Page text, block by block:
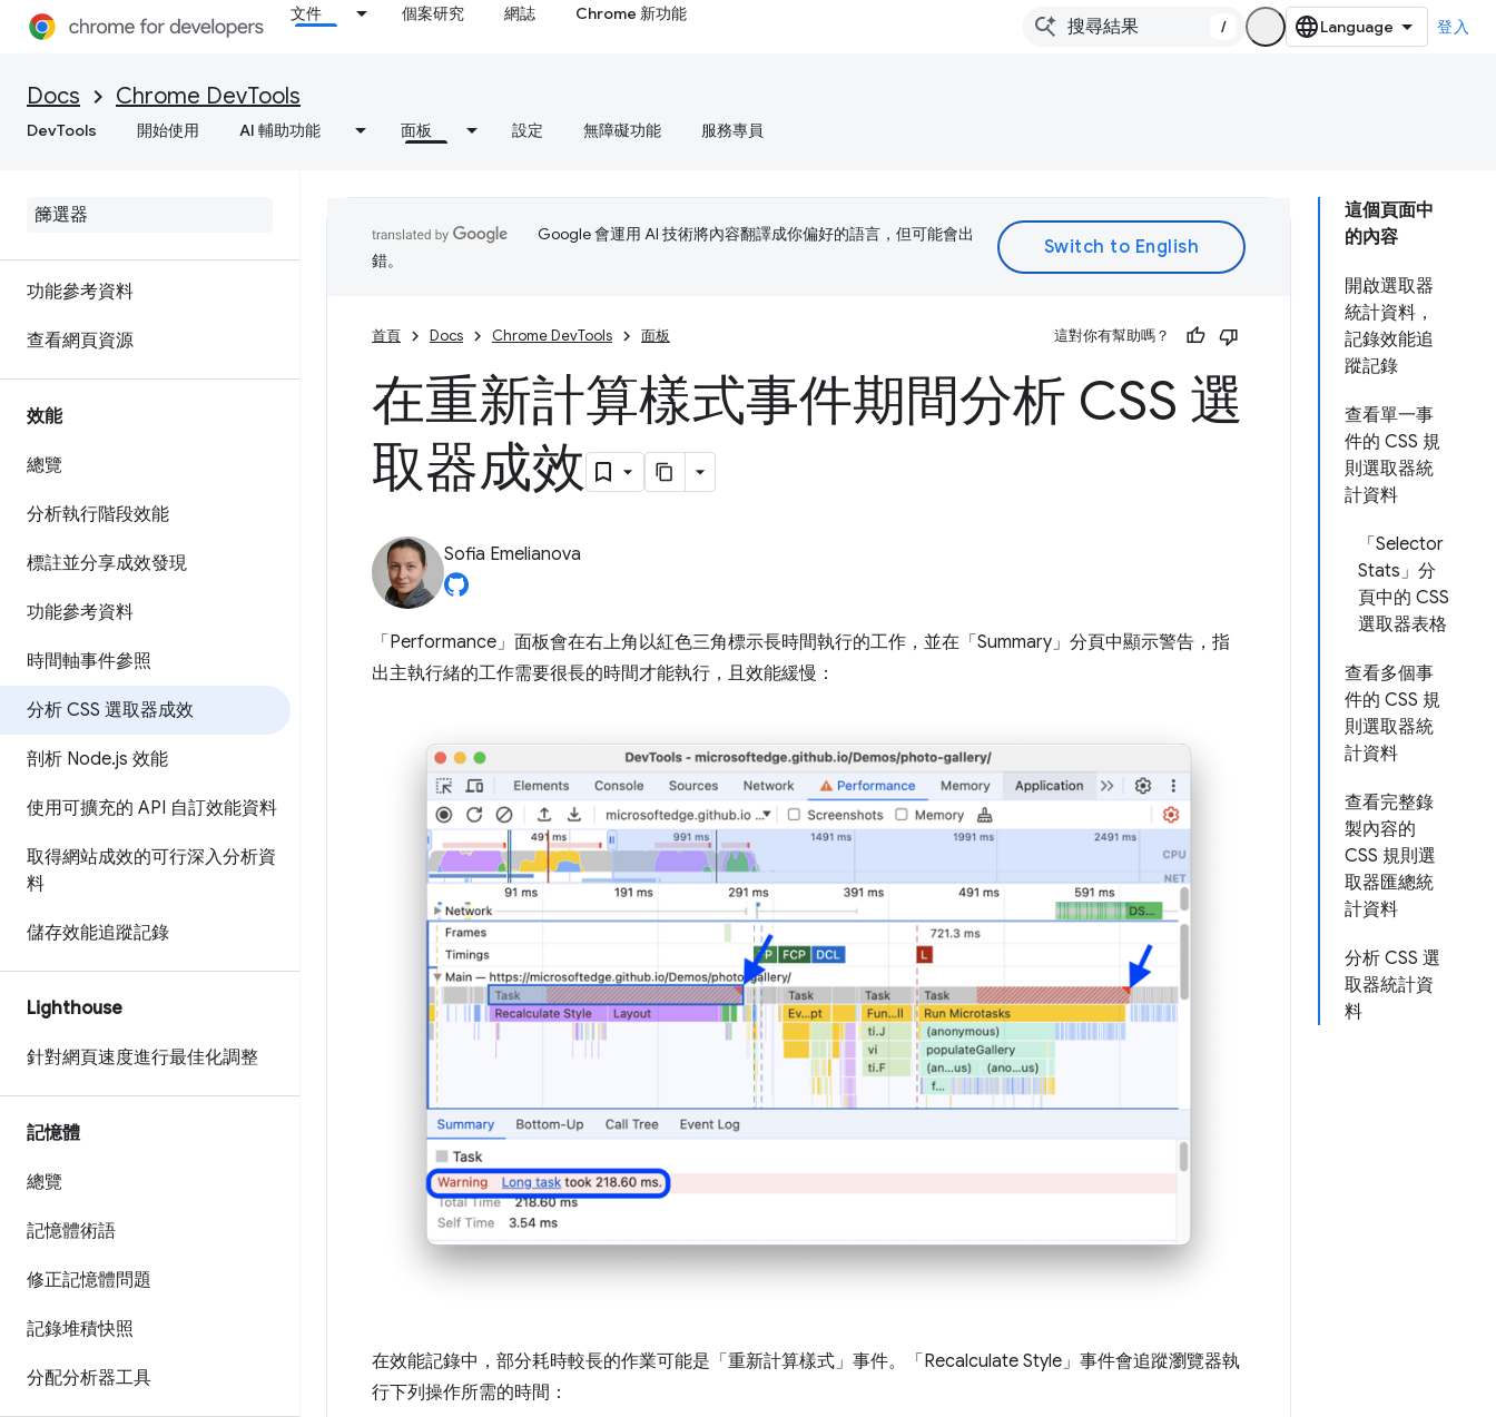
文件 個案研究 網誌 Chrome 新功能
/ 登入
Docs Chrome DevTools
DevTools 開始使用 AI 輔助功能 面板 設定 無障礙功能 服務專員
對 C/C++ WebAssembly 進行
功能參考資料
查看網頁資源
效能
總覽
分析執行階段效能
標註並分享成效發現
功能參考資料
時間軸事件參照
分析 CSS 選取器成效
剖析 Node.js 效能
使用可擴充的 API 自訂效能資料
取得網站成效的可行深入分析資
料
儲存效能追蹤記錄
Lighthouse
針對網頁速度進行最佳化調整
記憶體
總覽
記憶體術語
修正記憶體問題
記錄堆積快照
分配分析器工具
這個頁面中
的內容
開啟選取器
統計資料，
記錄效能追
蹤記錄
查看單一事
件的 CSS 規
則選取器統
計資料
「Selector
Stats」分
頁中的 CSS
選取器表格
查看多個事
件的 CSS 規
則選取器統
計資料
查看完整錄
製內容的
CSS 規則選
取器匯總統
計資料
分析 CSS 選
取器統計資
料
Google 會運用 AI 技術將內容翻譯成你偏好的語言，但可能會出
錯。
首頁 Docs Chrome DevTools 面板 這對你有幫助嗎？
在重新計算樣式事件期間分析 CSS 選
取器成效
Sofia Emelianova
「Performance」 面板會在右上角以紅色三角標示長時間執行的工作，並在「Summary」 分頁中顯示警告，指
出主執行緒的工作需要很長的時間才能執行，且效能緩慢：
在效能記錄中，部分耗時較長的作業可能是「重新計算樣式」 事件。「Recalculate Style」 事件會追蹤瀏覽器執
行下列操作所需的時間：